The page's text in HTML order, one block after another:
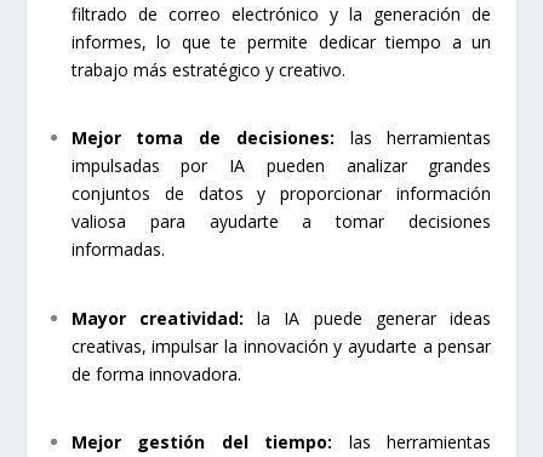
filtrado de correo electrónico y la generación de
informes, lo que te permite dedicar tiempo a un
trabajo más estratégico y creativo.
Mejor toma de decisiones: las herramientas
impulsadas por IA pueden analizar grandes
conjuntos de datos y proporcionar información
valiosa para ayudarte a tomar decisiones
informadas.
Mayor creatividad: la IA puede generar ideas
creativas, impulsar la innovación y ayudarte a pensar
de forma innovadora.
Mejor gestión del tiempo: las herramientas